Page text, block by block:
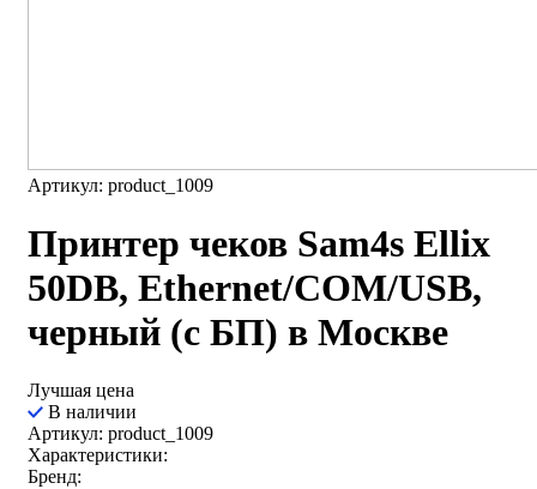
Артикул: product_1009
Принтер чеков Sam4s Ellix
50DB, Ethernet/COM/USB,
черный (с БП) в Москве
Лучшая цена
В наличии
Артикул: product_1009
Характеристики:
Бренд: